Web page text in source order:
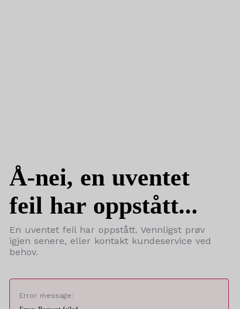
Å-nei, en uventet
feil har oppstått...
En uventet feil har oppstått. Vennligst prøv
igjen senere, eller kontakt kundeservice ved
behov.
Error message: